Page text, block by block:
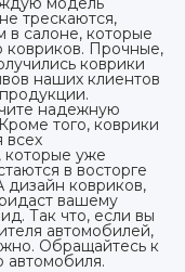
трескаются,
в салоне, которые
Прочные,
коврики
наших клиентов
надежную
того, коврики
всех
которые уже
в восторге
дизайн ковриков,
вашему
Так что, если вы
автомобилей,
Обращайтесь к
автомобиля.